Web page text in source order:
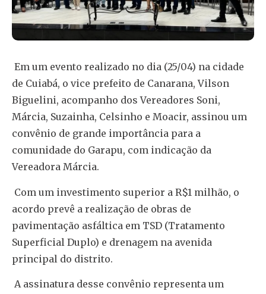
Em um evento realizado no dia (25/04) na cidade
de Cuiabá, o vice prefeito de Canarana, Vilson
Biguelini, acompanho dos Vereadores Soni,
Márcia, Suzainha, Celsinho e Moacir, assinou um
convênio de grande importância para a
comunidade do Garapu, com indicação da
Vereadora Márcia.
Com um investimento superior a R$1 milhão, o
acordo prevê a realização de obras de
pavimentação asfáltica em TSD (Tratamento
Superficial Duplo) e drenagem na avenida
principal do distrito.
A assinatura desse convênio representa um